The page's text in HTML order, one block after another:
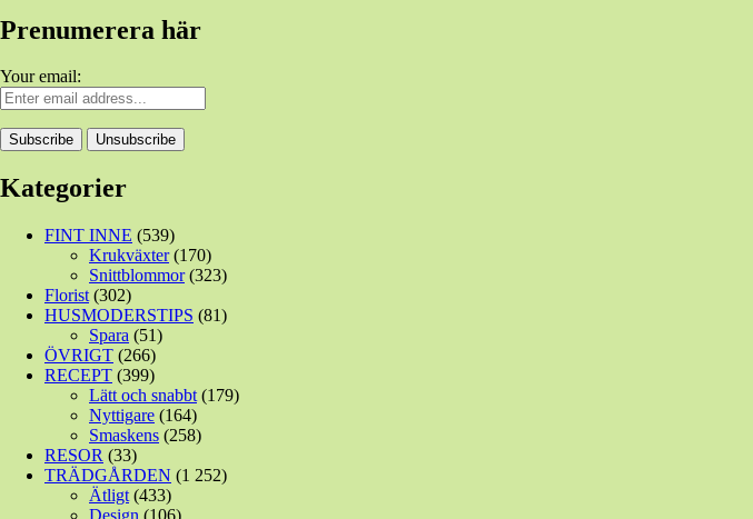
Prenumerera här
Your email:
Kategorier
FINT INNE (539)
Krukväxter(170)
Snittblommor(323)
Florist (302)
HUSMODERSTIPS (81)
Spara (51)
ÖVRIGT (266)
RECEPT (399)
Lätt och snabbt (179)
Nyttigare (164)
Smaskens (258)
RESOR (33)
TRÄDGÅRDEN (1 252)
Ätligt (433)